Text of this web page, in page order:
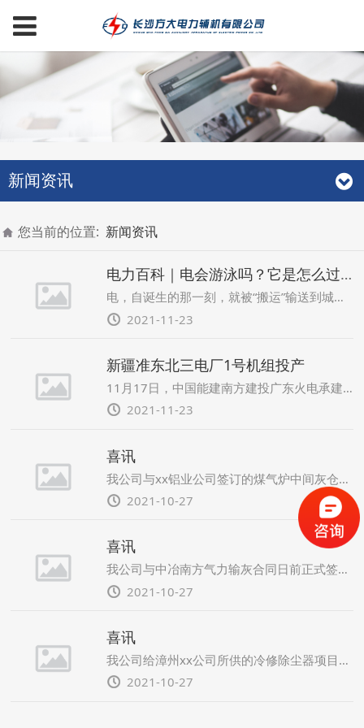
新闻资讯
您当前的位置: 新闻资讯
电力百科｜电会游泳吗？它是怎么过河的？
2021-11-23
电，自诞生的那一刻，就被“搬运”输送到城市的各个角落。它跨越千里，翻山越岭，走到河边时却犯了难。要知道电可是只“旱鸭子”，既不会游泳也不会潜水，想跨到河的对岸绝非易事。 “逢山开路，遇水架桥。”可是要如何搭一座能让电走的“桥”呢？
新疆准东北三电厂1号机组投产
2021-11-23
11月17日，中国能建南方建投广东火电承建的新疆准东北三电厂工程项目1号机组168小时满负荷试运一次成功，机组试运行期间各项参数符合指标要求，正式投入商业运行。
喜讯
2021-10-27
我公司与xx铝业公司签订的煤气炉中间灰仓煤灰复燃输送系统改造项目顺利完工，完美解决了原输送系统采用仓泵输送时所存在的来粉不均匀、不连续；输送过程中压缩风反窜至灰仓的问题，业主方对于输灰系统改造后的效果非常满意。随后又签订了第二套输送系统改造合同。
喜讯
2021-10-27
我公司与中冶南方气力输灰合同日前正式签署，这已是近两年我公司与中冶南方签订的第六个供货合同，标志着我公司已成为中冶南方稳定的合作供应商。
喜讯
2021-10-27
我公司给漳州xx公司所供的冷修除尘器项目共计32台除尘器已于日前交货完毕，这已是我公司为漳州xx公司所供的第三批除尘器，三批除尘器共计101台，这表明该公司对于我公司所生产的设备相当满意。